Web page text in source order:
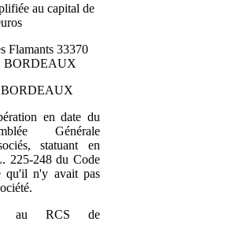
au capital de
Flamants 33370
BORDEAUX
BORDEAUX
en date du
Générale
statuant en
225-248 du Code
qu'il n'y avait pas
au RCS de